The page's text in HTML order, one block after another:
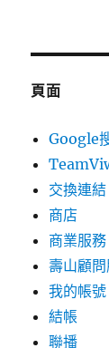
頁面
Google
交換連結
商店
商業服務
壽山顧
我的帳號
結帳
聯播